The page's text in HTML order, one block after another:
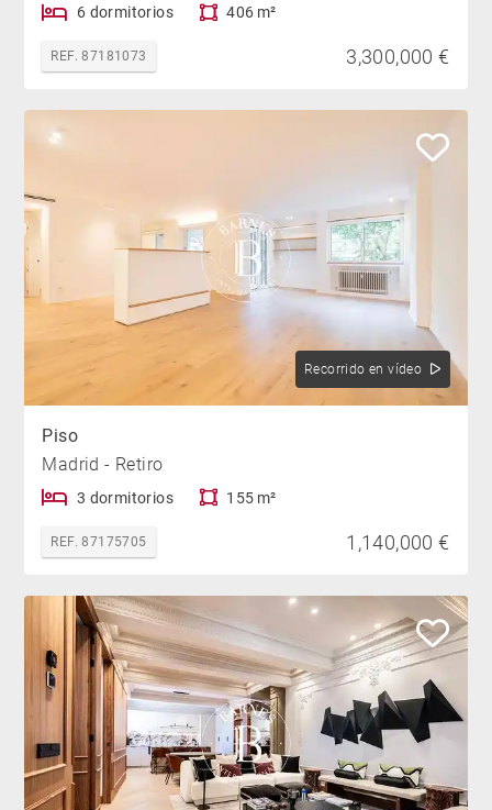
6 dormitorios 406 m²
REF. 87181073 3,300,000 €
Recorrido en vídeo
Piso
Madrid - Retiro
3 dormitorios 155 m²
REF. 87175705 1,140,000 €